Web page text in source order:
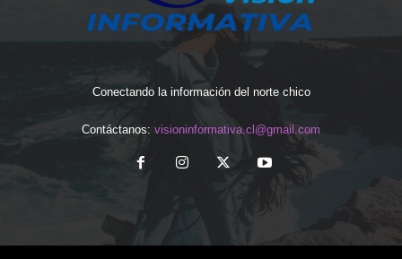
Conectando la información del norte chico
Contáctanos: visioninformativa.cl@gmail.com